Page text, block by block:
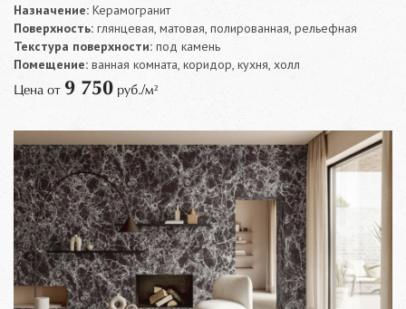
Назначение: Керамогранит
Поверхность: глянцевая, матовая, полированная, рельефная
Текстура поверхности: под камень
Помещение: ванная комната, коридор, кухня, холл
Цена от 9 750 руб./м²